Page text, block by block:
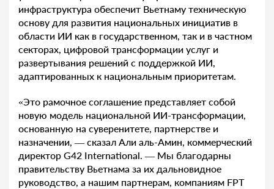
инфраструктура обеспечит Вьетнаму техническую
основу для развития национальных инициатив в
области ИИ как в государственном, так и в частном
секторах, цифровой трансформации услуг и
развертывания решений с поддержкой ИИ,
адаптированных к национальным приоритетам.
«Это рамочное соглашение представляет собой
новую модель национальной ИИ-трансформации,
основанную на суверенитете, партнерстве и
назначении, — сказал Али аль-Амин, коммерческий
директор G42 International. — Мы благодарны
правительству Вьетнама за их дальновидное
руководство, а нашим партнерам, компаниям FPT